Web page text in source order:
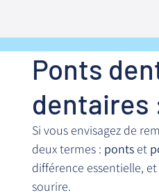
Ponts
dentaires
Si vous envisagez de
deux termes : ponts et
différence essentielle,
sourire.